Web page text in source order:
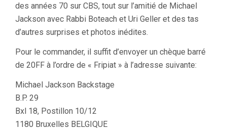
des années 70 sur CBS, tout sur l’amitié de Michael
Jackson avec Rabbi Boteach et Uri Geller et des tas
d’autres surprises et photos inédites.
Pour le commander, il suffit d’envoyer un chèque barré
de 20FF à l’ordre de « Fripiat » à l’adresse suivante:
Michael Jackson Backstage
B.P. 29
Bxl 18, Postillon 10/12
1180 Bruxelles BELGIQUE